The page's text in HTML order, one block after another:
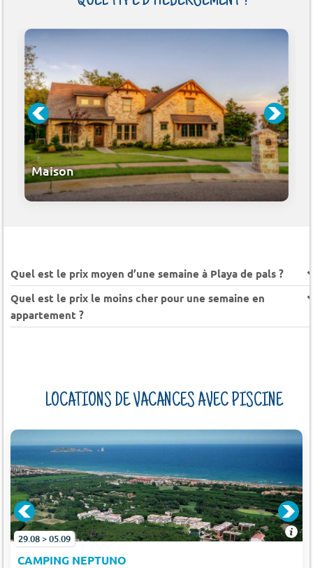
Maison
Quel est le prix moyen d’une semaine à Playa de pals ?
Quel est le prix le moins cher pour une semaine en
appartement ?
LOCATIONS DE VACANCES AVEC PISCINE
29.08 > 05.09
CAMPING NEPTUNO